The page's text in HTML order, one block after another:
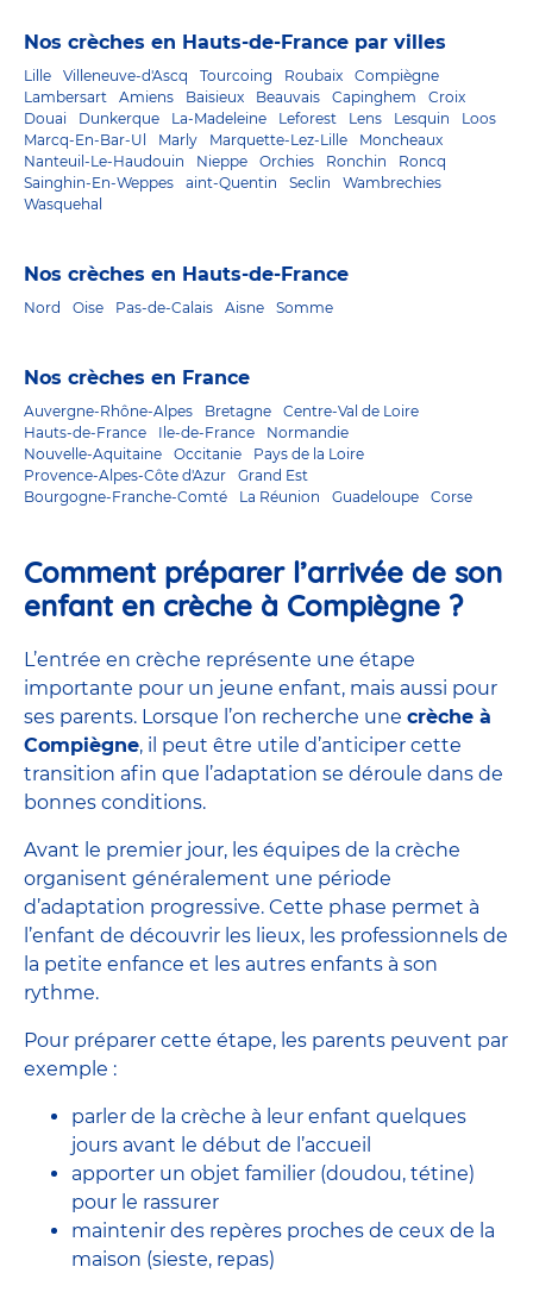
Nos crèches en Hauts-de-France par villes
Lille Villeneuve-d'Ascq Tourcoing Roubaix
Compiègne
Lambersart
Amiens Baisieux Beauvais Capinghem
Croix
Douai
Dunkerque La-Madeleine Leforest Lens Lesquin
Loos
Marcq-En-Bar-Ul
Marly Marquette-Lez-Lille
Moncheaux
Nanteuil-Le-Haudouin
Nieppe Orchies Ronchin
Roncq
Sainghin-En-Weppes
aint-Quentin Seclin
Wambrechies
Wasquehal
Nos crèches en Hauts-de-France
Nord Oise Pas-de-Calais Aisne Somme
Nos crèches en France
Auvergne-Rhône-Alpes Bretagne
Centre-Val de Loire
Hauts-de-France
Ile-de-France
Normandie
Nouvelle-Aquitaine
Occitanie
Pays de la Loire
Provence-Alpes-Côte d'Azur
Grand Est
Bourgogne-Franche-Comté
La Réunion Guadeloupe Corse
Comment préparer l’arrivée de son
enfant en crèche à Compiègne ?
L’entrée en crèche représente une étape
importante pour un jeune enfant, mais aussi pour
ses parents. Lorsque l’on recherche une crèche à
Compiègne, il peut être utile d’anticiper cette
transition afin que l’adaptation se déroule dans de
bonnes conditions.
Avant le premier jour, les équipes de la crèche
organisent généralement une période
d’adaptation progressive. Cette phase permet à
l’enfant de découvrir les lieux, les professionnels de
la petite enfance et les autres enfants à son
rythme.
Pour préparer cette étape, les parents peuvent par
exemple :
parler de la crèche à leur enfant quelques
jours avant le début de l’accueil
apporter un objet familier (doudou, tétine)
pour le rassurer
maintenir des repères proches de ceux de la
maison (sieste, repas)